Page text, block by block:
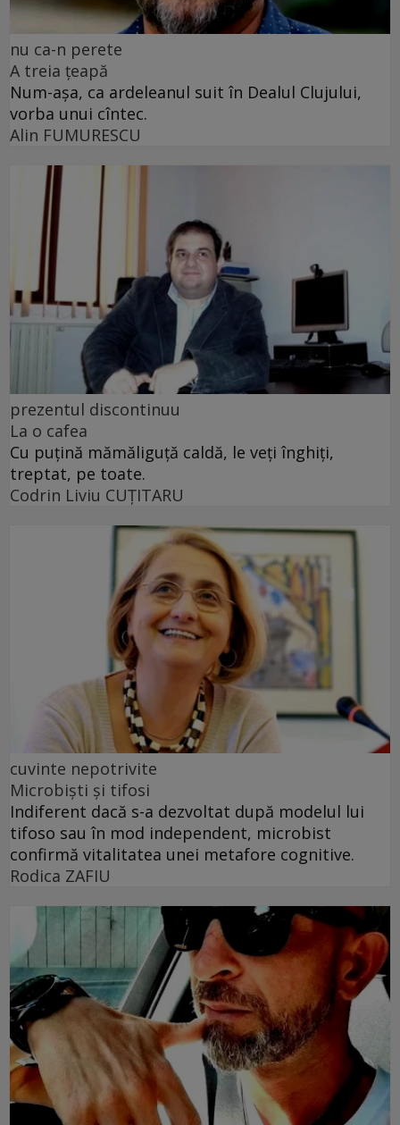
nu ca-n perete
A treia țeapă
Num-așa, ca ardeleanul suit în Dealul Clujului,
vorba unui cîntec.
Alin FUMURESCU
prezentul discontinuu
La o cafea
Cu puţină mămăliguţă caldă, le veţi înghiţi,
treptat, pe toate.
Codrin Liviu CUŢITARU
cuvinte nepotrivite
Microbiști și tifosi
Indiferent dacă s-a dezvoltat după modelul lui
tifoso sau în mod independent, microbist
confirmă vitalitatea unei metafore cognitive.
Rodica ZAFIU